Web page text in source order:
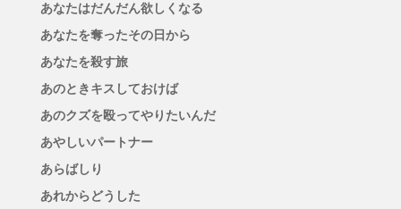
あなたはだんだん欲しくなる
あなたを奪ったその日から
あなたを殺す旅
あのときキスしておけば
あのクズを殴ってやりたいんだ
あやしいパートナー
あらばしり
あれからどうした